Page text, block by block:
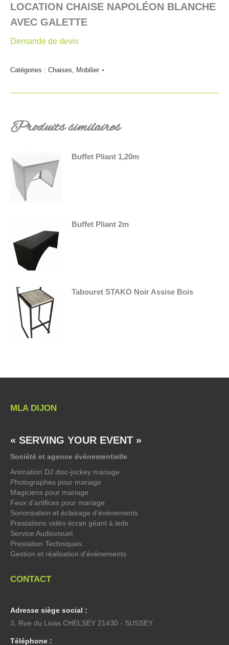
LOCATION CHAISE NAPOLÉON BLANCHE
AVEC GALETTE
Demande de devis
Catégories : Chaises Mobilier
Produits similaires
Buffet Pliant 1,20m
Buffet Pliant 2m
Tabouret STAKO Noir Assise Bois
MLA DIJON
« SERVING YOUR EVENT »
Société et agence évènementielle
Animation DJ disc-jockey mariage
Photographes pour mariage
Magiciens pour mariage
Feux d’artifices pour mariage
Sonorisation et éclairage d’évènements
Prestations vidéo écran géant à leds
Service Audiovisuel
Prestation Techniques
Gestion et réalisation d’événements
CONTACT
Adresse siège social :
3, Rue du Livas CHELSEY 21430 - SUSSEY
Téléphone :